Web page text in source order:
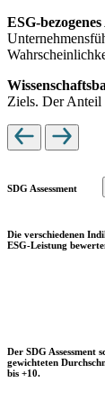
ESG-
Ziels. Der Anteil
SDG Assessment
Die verschiedenen
ESG-Leistung
Der SDG Assessment
gewichteten
bis +10.